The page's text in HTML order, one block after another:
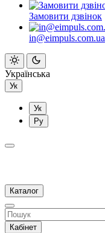
Замовити дзвінок
in@eimpuls.com.ua
Українська
Ук
Ук
Ру
Каталог
Кабінет